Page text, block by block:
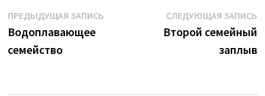
Навигация
по
ПРЕДЫДУЩАЯ ЗАПИСЬПредыдущая
Водоплавающее
семейство
СЛЕДУЮЩАЯ ЗАПИСЬ
Второй семейный
заплыв